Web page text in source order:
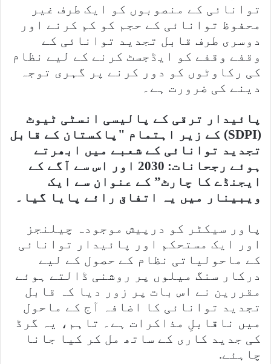
توانائی کے منصوبوں کو ایک طرف غیر
محفوظ توانائی کے حجم کو کم کرنے اور
دوسری طرف قابل تجدید توانائی کے
وقفے وقفے کو ایڈجسٹ کرنے کے لیے نظام
کی رکاوٹوں کو دور کرنے پر گہری توجہ
دینے کی ضرورت ہے۔
پائیدار ترقی کے پالیسی انسٹی ٹیوٹ
(SDPI) کے زیر اہتمام "پاکستان کے قابل
تجدید توانائی کے شعبے میں ابھرتے
ہوئے رجحانات: 2030 اور اس سے آگے کے
ایجنڈے کا چارٹ” کے عنوان سے ایک
ویبینار میں یہ اتفاق رائے پایا گیا۔
پاور سیکٹر کو درپیش موجودہ چیلنجز
اور ایک مستحکم اور پائیدار توانائی
کے ماحولیاتی نظام کے حصول کے لیے
درکار سنگ میلوں پر روشنی ڈالتے ہوئے
مقررین نے اس بات پر زور دیا کہ قابل
تجدید توانائی کا اضافہ آج کے ماحول
میں ناقابلِ مذاکرات ہے۔ تاہم، یہ گرڈ
کی جدید کاری کے ساتھ مل کر کیا جانا
چاہئے.